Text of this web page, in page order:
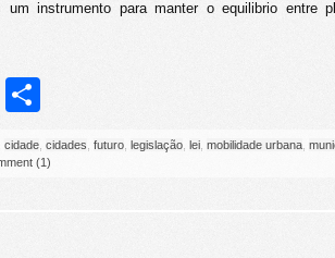
um instrumento para manter o equilibrio entre
Email
cidade cidades futuro legislação lei mobilidade urbana
(1)